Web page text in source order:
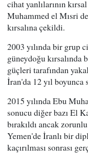
cihat yanlılarının
Muhammed el Mısri
kırsalına çekildi.
2003 yılında bir grup
güneydoğu
güçleri tarafından
İran'da 12 yıl boyunca
2015 yılında Ebu
sonucu diğer bazı El
bırakıldı ancak
Yemen'de İranlı bir
kaçırılması sonrası